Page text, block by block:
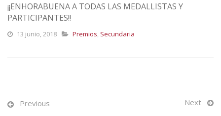
¡¡ENHORABUENA A TODAS LAS MEDALLISTAS Y
PARTICIPANTES!!
13 junio, 2018 Premios, Secundaria
Previous Next